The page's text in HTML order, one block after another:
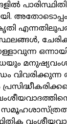
അതോടൊപ്പം
ഒന്നായി